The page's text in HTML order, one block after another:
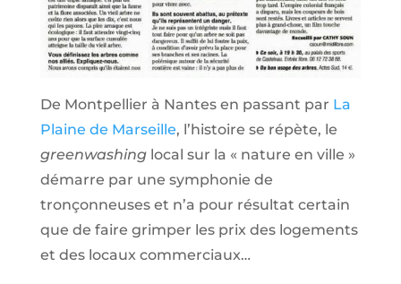
De Montpellier à Nantes en passant par La
Plaine de Marseille, l’histoire se répète, le
greenwashinglocal sur la « nature en ville »
démarre par une symphonie de
tronçonneuses et n’a pour résultat certain
que de faire grimper les prix des logements
et des locaux commerciaux…